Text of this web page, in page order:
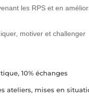
les RPS et en
motiver et challenger
10% échanges
ateliers, mises en